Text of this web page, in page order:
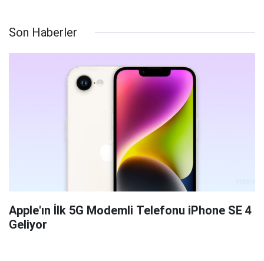
Son Haberler
Apple'ın İlk 5G Modemli Telefonu iPhone SE 4
Geliyor